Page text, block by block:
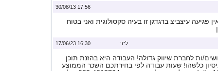
17:56 30/08/13
פגיעה עיצביצ בדגדגן זו בעיה סקסולוגית ואני בטוח
16:30 17/06/23 ליזי
ות לחברת שיווק גדולה! העבודה היא בהזנת תוכן
כלשהו! שעות עבודה לפי בחירתכם השכר הממוצע